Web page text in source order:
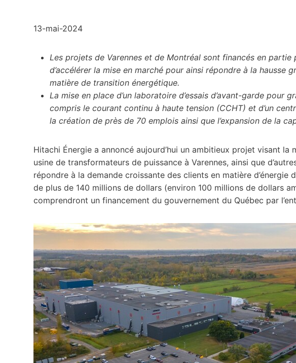
13-mai-2024
Les projets de Varennes et de Montréal sont financés en
d’accélérer la mise en marché pour ainsi répondre à la hausse
matière de transition énergétique.
La mise en place d’un laboratoire d’essais d’avant-garde pour
compris le courant continu à haute tension (CCHT) et d’un
la création de près de 70 emplois ainsi que l’expansion de la
Hitachi Énergie a annoncé aujourd’hui un ambitieux projet visant
usine de transformateurs de puissance à Varennes, ainsi que
répondre à la demande croissante des clients en matière d’énergie
de plus de 140 millions de dollars (environ 100 millions de dollars
comprendront un financement du gouvernement du Québec par